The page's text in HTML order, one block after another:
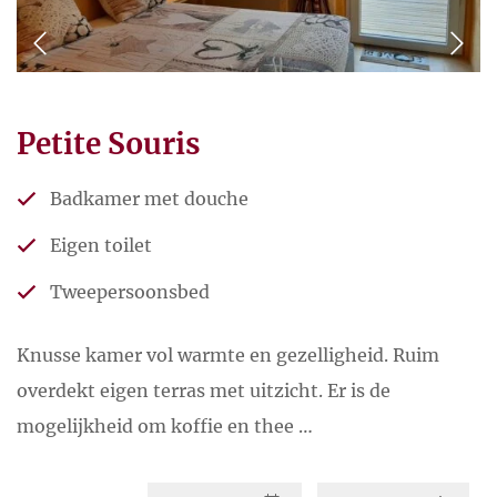
midden in de natuur, dan vind je
duurzaamheid al gauw heel
moestuin, die ze voeden met
zelfgemaakte compost. Verder
zoals de vogels en bijen!
De producten zijn zoveel
mogelijk lokaal. Zo kun in de
gezellige bar terecht voor lokale
Petite Souris
Badkamer met douche
Eigen toilet
Tweepersoonsbed
Knusse kamer vol warmte en gezelligheid. Ruim
overdekt eigen terras met uitzicht. Er is de
mogelijkheid om koffie en thee …